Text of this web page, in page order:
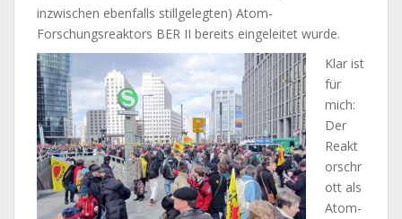
inzwischen ebenfalls stillgelegten) Atom-
Forschungsreaktors BER II bereits eingeleitet wurde.
Klar ist
für
mich:
Der
Reakt
orschr
ott als
Atom-